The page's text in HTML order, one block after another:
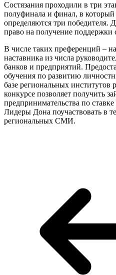
Состязания проходили в три
полуфинала и финал, в
определяются три победителя.
право на получение поддержки
В числе таких преференций –
наставника из числа
банков и предприятий.
обучения по развитию
базе региональных институтов
конкурсе позволяет получить
предпринимательства по
Лидеры Дона поучаствовать в
региональных СМИ.